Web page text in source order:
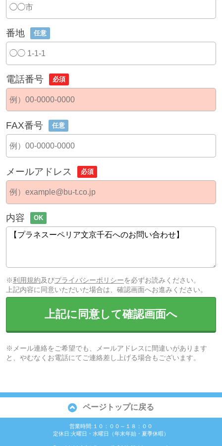
番地 任意
電話番号 必須
FAX番号 任意
メールアドレス 必須
内容 OK
※利用規約及びプライバシーポリシーを必ずお読みください。
上記内容に同意いただいた場合は、確認画面へお進みください。
上記に同意して確認画面へ
※メール連絡をご希望でも、メールアドレスに間違いがあります
と、やむなくお電話にてご連絡差し上げる場合もございます。
ページトップに戻る
営業時間:１０：００～１８：００
定休日:火曜日・水曜日（年末年始・夏季休暇）